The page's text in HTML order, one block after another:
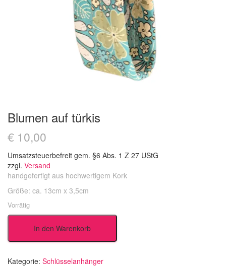
Blumen auf türkis
€ 10,00
Umsatzsteuerbefreit gem. §6 Abs. 1 Z 27 UStG
zzgl. Versand
handgefertigt aus hochwertigem Kork
Größe: ca. 13cm x 3,5cm
Vorrätig
Blumen
türkis
In den Warenkorb
Kategorie: Schlüsselanhänger